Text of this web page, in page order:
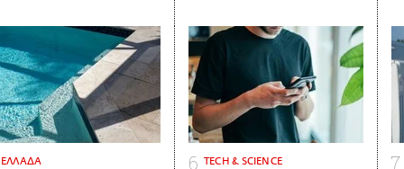
ΕΛΛΑΔΑ ΤECH & SCIENCE